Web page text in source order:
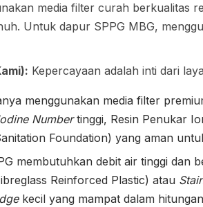
media filter curah berkualitas
Untuk dapur SPPG MBG,
Kepercayaan adalah inti dari
menggunakan media filter
Numbertinggi, Resin Penukar
Foundation) yang aman
membutuhkan debit air tinggi dan
Reinforced Plastic) atau
kecil yang mampat dalam